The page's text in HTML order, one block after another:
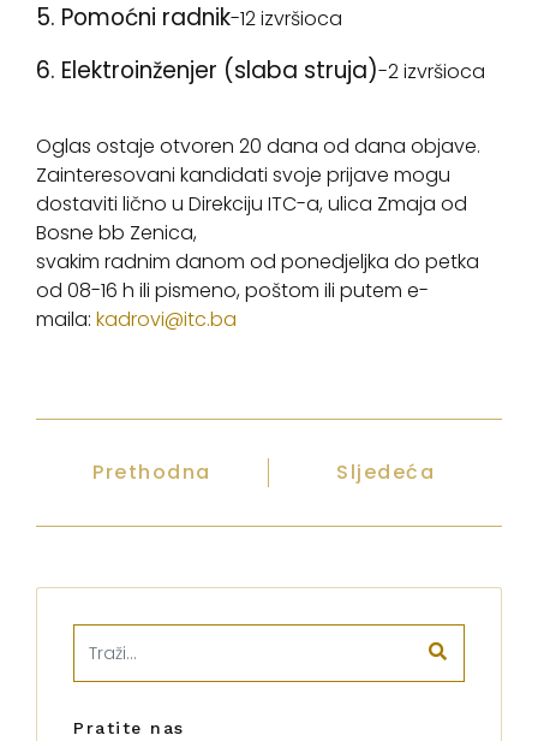
5. Pomoćni radnik-12 izvršioca
6. Elektroinženjer (slaba struja)-2 izvršioca
Oglas ostaje otvoren 20 dana od dana objave.
Zainteresovani kandidati svoje prijave mogu
dostaviti lično u Direkciju ITC-a, ulica Zmaja od
Bosne bb Zenica,
svakim radnim danom od ponedjeljka do petka
od 08-16 h ili pismeno, poštom ili putem e-
maila: kadrovi@itc.ba
Prethodna Sljedeća
Pratite nas